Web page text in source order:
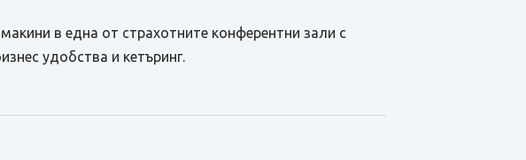
в една от страхотните конферентни зали с
удобства и кетъринг.